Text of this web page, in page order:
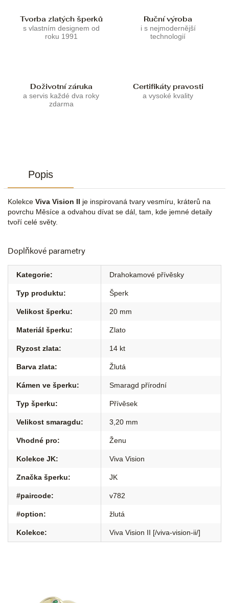
Tvorba zlatých šperků
s vlastním designem od
roku 1991
Ruční výroba
i s nejmodernější
technologií
Doživotní záruka
a servis každé dva roky
zdarma
Certifikáty pravosti
a vysoké kvality
Popis
Kolekce Viva Vision II je inspirovaná tvary vesmíru, kráterů na
povrchu Měsíce a odvahou dívat se dál, tam, kde jemné detaily
tvoří celé světy.
Doplňkové parametry
Kategorie: Drahokamové přívěsky
Typ produktu: Šperk
Velikost šperku: 20 mm
Materiál šperku: Zlato
Ryzost zlata: 14 kt
Barva zlata: Žlutá
Kámen ve šperku: Smaragd přírodní
Typ šperku: Přívěsek
Velikost smaragdu: 3,20 mm
Vhodné pro: Ženu
Kolekce JK: Viva Vision
Značka šperku: JK
#paircode: v782
#option: žlutá
Kolekce: Viva Vision II [/viva-vision-ii/]